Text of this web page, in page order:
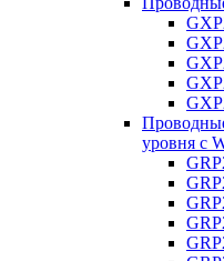
уровня с